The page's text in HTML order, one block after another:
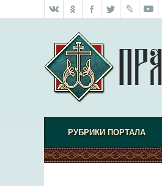
РУБРИКИ ПОРТАЛА